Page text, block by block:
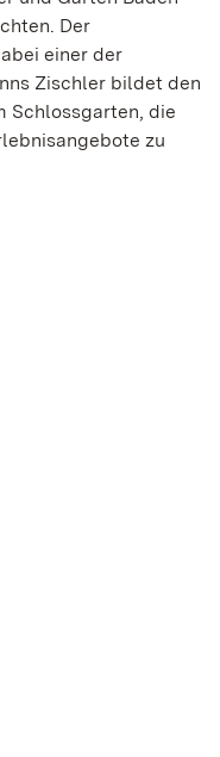
Der
einer der
Zischler bildet den
Schlossgarten, die
zu